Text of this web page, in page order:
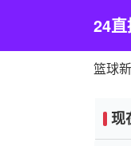
24
篮球
现